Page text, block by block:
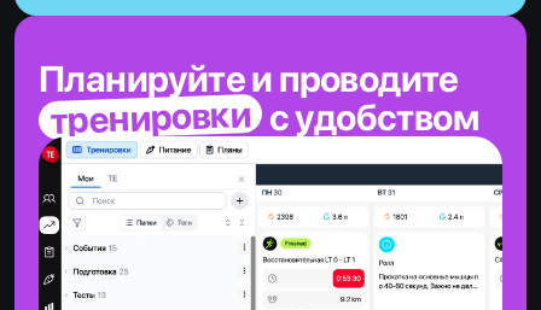
Планируйте и проводите
тренировки с удобством